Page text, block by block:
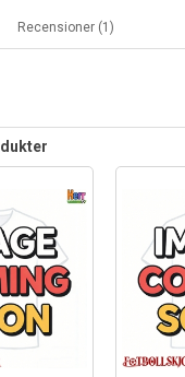
Recensioner (1)